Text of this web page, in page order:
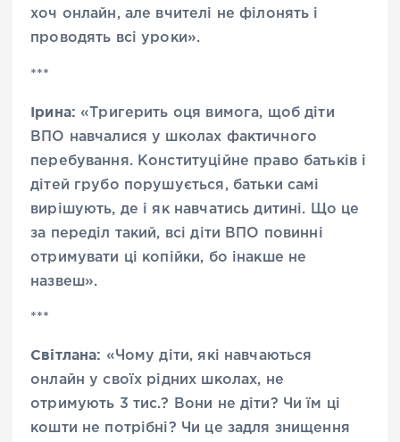
хоч онлайн, але вчителі не філонять і
проводять всі уроки».
***
Ірина: «Тригерить оця вимога, щоб діти
ВПО навчалися у школах фактичного
перебування. Конституційне право батьків і
дітей грубо порушується, батьки самі
вирішують, де і як навчатись дитині. Що це
за переділ такий, всі діти ВПО повинні
отримувати ці копійки, бо інакше не
назвеш».
***
Світлана: «Чому діти, які навчаються
онлайн у своїх рідних школах, не
отримують 3 тис.? Вони не діти? Чи їм ці
кошти не потрібні? Чи це задля знищення